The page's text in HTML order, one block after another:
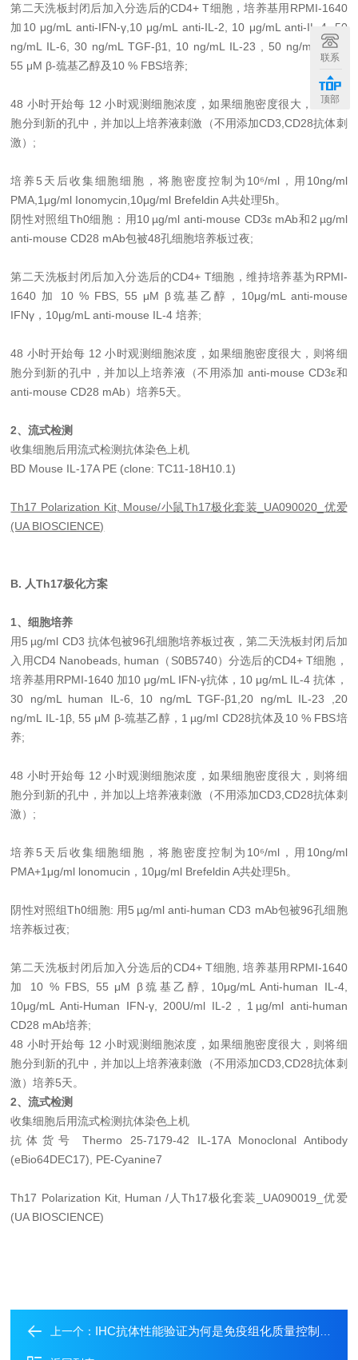
第二天洗板封闭后加入分选后的CD4+ T细胞，培养基用RPMI-1640
加10 μg/mL anti-IFN-γ,10 μg/mL anti-IL-2, 10 μg/mL anti-IL-4, 50
ng/mL IL-6, 30 ng/mL TGF-β1, 10 ng/mL IL-23 , 50 ng/mLIL-1β,
55 μM β-巯基乙醇及10 % FBS培养;
48 小时开始每 12 小时观测细胞浓度，如果细胞密度很大，则将细
胞分到新的孔中，并加以上培养液刺激（不用添加CD3,CD28抗体刺
激）;
培养5天后收集细胞细胞，将胞密度控制为10⁶/ml，用10ng/ml
PMA,1μg/ml Ionomycin,10μg/ml Brefeldin A共处理5h。
阴性对照组Th0细胞：用10 µg/ml anti-mouse CD3ε mAb和2 µg/ml
anti-mouse CD28 mAb包被48孔细胞培养板过夜;
第二天洗板封闭后加入分选后的CD4+ T细胞，维持培养基为RPMI-
1640 加 10 % FBS, 55 μM β巯基乙醇，10μg/mL anti-mouse
IFNγ，10μg/mL anti-mouse IL-4 培养;
48 小时开始每 12 小时观测细胞浓度，如果细胞密度很大，则将细
胞分到新的孔中，并加以上培养液（不用添加 anti-mouse CD3ε和
anti-mouse CD28 mAb）培养5天。
2、流式检测
收集细胞后用流式检测抗体染色上机
BD Mouse IL-17A PE (clone: TC11-18H10.1)
Th17 Polarization Kit, Mouse/小鼠Th17极化套装_UA090020_优爱
(UA BIOSCIENCE)
B. 人Th17极化方案
1、细胞培养
用5 µg/ml CD3 抗体包被96孔细胞培养板过夜，第二天洗板封闭后加
入用CD4 Nanobeads, human（S0B5740）分选后的CD4+ T细胞，
培养基用RPMI-1640 加10 μg/mL IFN-γ抗体，10 μg/mL IL-4 抗体，
30 ng/mL human IL-6, 10 ng/mL TGF-β1,20 ng/mL IL-23 ,20
ng/mL IL-1β, 55 μM β-巯基乙醇，1 µg/ml CD28抗体及10 % FBS培
养;
48 小时开始每 12 小时观测细胞浓度，如果细胞密度很大，则将细
胞分到新的孔中，并加以上培养液刺激（不用添加CD3,CD28抗体刺
激）;
培养5天后收集细胞细胞，将胞密度控制为10⁶/ml，用10ng/ml
PMA+1μg/ml lonomucin，10μg/ml Brefeldin A共处理5h。
阴性对照组Th0细胞: 用5 µg/ml anti-human CD3 mAb包被96孔细胞
培养板过夜;
第二天洗板封闭后加入分选后的CD4+ T细胞, 培养基用RPMI-1640
加 10 % FBS, 55 μM β巯基乙醇, 10μg/mL Anti-human IL-4,
10μg/mL Anti-Human IFN-γ, 200U/ml IL-2 , 1 µg/ml anti-human
CD28 mAb培养;
48 小时开始每 12 小时观测细胞浓度，如果细胞密度很大，则将细
胞分到新的孔中，并加以上培养液刺激（不用添加CD3,CD28抗体刺
激）培养5天。
2、流式检测
收集细胞后用流式检测抗体染色上机
抗体货号 Thermo 25-7179-42 IL-17A Monoclonal Antibody
(eBio64DEC17), PE-Cyanine7
Th17 Polarization Kit, Human /人Th17极化套装_UA090019_优爱
(UA BIOSCIENCE)
上一个： IHC抗体性能验证为何是免疫组化质量控制的基石？
联系
顶部